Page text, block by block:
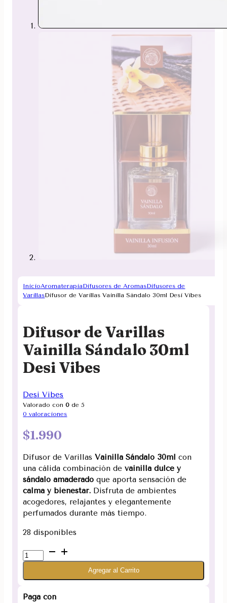
InicioAromaterapiaDifusores de AromasDifusores de
VarillasDifusor de Varillas Vainilla Sándalo 30ml Desi Vibes
Difusor de Varillas
Vainilla Sándalo 30ml
Desi Vibes
Desi Vibes
Valorado con0 de 5
0 valoraciones
$1.990
Difusor de VarillasVainilla Sándalo 30ml con
una cálida combinación de vainilla dulce y
sándalo amaderado que aporta sensación de
calma y bienestar. Disfruta de ambientes
acogedores, relajantes y elegantemente
perfumados durante más tiempo.
28 disponibles
Difusor
de
Sándalo
Agregar al Carrito
Paga con